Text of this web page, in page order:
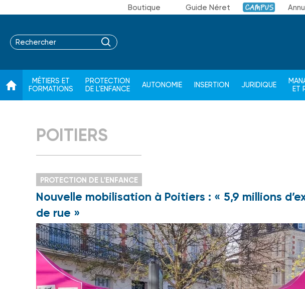
Boutique Guide Néret Campus
MÉTIERS ET
FORMATIONS
PROTECTION
DE L'ENFANCE
AUTONOMIE INSERTION JURIDIQUE
ET
POITIERS
PROTECTION DE L'ENFANCE
Nouvelle mobilisation à Poitiers : « 5,9 millions
de rue »